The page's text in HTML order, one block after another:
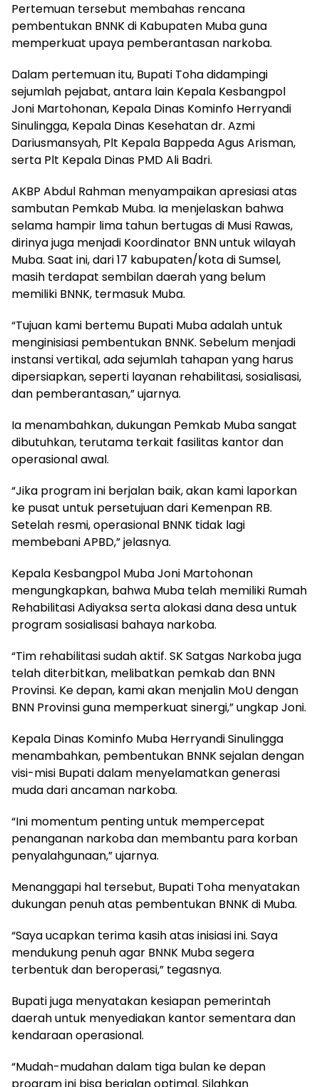
Pertemuan tersebut membahas rencana
pembentukan BNNK di Kabupaten Muba guna
memperkuat upaya pemberantasan narkoba.
Dalam pertemuan itu, Bupati Toha didampingi
sejumlah pejabat, antara lain Kepala Kesbangpol
Joni Martohonan, Kepala Dinas Kominfo Herryandi
Sinulingga, Kepala Dinas Kesehatan dr. Azmi
Dariusmansyah, Plt Kepala Bappeda Agus Arisman,
serta Plt Kepala Dinas PMD Ali Badri.
AKBP Abdul Rahman menyampaikan apresiasi atas
sambutan Pemkab Muba. Ia menjelaskan bahwa
selama hampir lima tahun bertugas di Musi Rawas,
dirinya juga menjadi Koordinator BNN untuk wilayah
Muba. Saat ini, dari 17 kabupaten/kota di Sumsel,
masih terdapat sembilan daerah yang belum
memiliki BNNK, termasuk Muba.
“Tujuan kami bertemu Bupati Muba adalah untuk
menginisiasi pembentukan BNNK. Sebelum menjadi
instansi vertikal, ada sejumlah tahapan yang harus
dipersiapkan, seperti layanan rehabilitasi, sosialisasi,
dan pemberantasan,” ujarnya.
Ia menambahkan, dukungan Pemkab Muba sangat
dibutuhkan, terutama terkait fasilitas kantor dan
operasional awal.
“Jika program ini berjalan baik, akan kami laporkan
ke pusat untuk persetujuan dari Kemenpan RB.
Setelah resmi, operasional BNNK tidak lagi
membebani APBD,” jelasnya.
Kepala Kesbangpol Muba Joni Martohonan
mengungkapkan, bahwa Muba telah memiliki Rumah
Rehabilitasi Adiyaksa serta alokasi dana desa untuk
program sosialisasi bahaya narkoba.
“Tim rehabilitasi sudah aktif. SK Satgas Narkoba juga
telah diterbitkan, melibatkan pemkab dan BNN
Provinsi. Ke depan, kami akan menjalin MoU dengan
BNN Provinsi guna memperkuat sinergi,” ungkap Joni.
Kepala Dinas Kominfo Muba Herryandi Sinulingga
menambahkan, pembentukan BNNK sejalan dengan
visi-misi Bupati dalam menyelamatkan generasi
muda dari ancaman narkoba.
“Ini momentum penting untuk mempercepat
penanganan narkoba dan membantu para korban
penyalahgunaan,” ujarnya.
Menanggapi hal tersebut, Bupati Toha menyatakan
dukungan penuh atas pembentukan BNNK di Muba.
“Saya ucapkan terima kasih atas inisiasi ini. Saya
mendukung penuh agar BNNK Muba segera
terbentuk dan beroperasi,” tegasnya.
Bupati juga menyatakan kesiapan pemerintah
daerah untuk menyediakan kantor sementara dan
kendaraan operasional.
“Mudah-mudahan dalam tiga bulan ke depan